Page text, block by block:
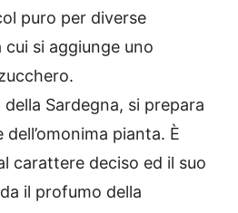
puro per diverse
cui si aggiunge uno
Sardegna, si prepara
dell’omonima pianta. È
carattere deciso ed il suo
il profumo della